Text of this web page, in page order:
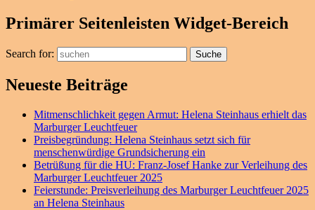
Primärer Seitenleisten Widget-Bereich
Search for: Suche
Neueste Beiträge
Mitmenschlichkeit gegen Armut: Helena Steinhaus erhielt das
Marburger Leuchtfeuer
Preisbegründung: Helena Steinhaus setzt sich für
menschenwürdige Grundsicherung ein
Betrüßung für die HU: Franz-Josef Hanke zur Verleihung des
Marburger Leuchtfeuer 2025
Feierstunde: Preisverleihung des Marburger Leuchtfeuer 2025
an Helena Steinhaus